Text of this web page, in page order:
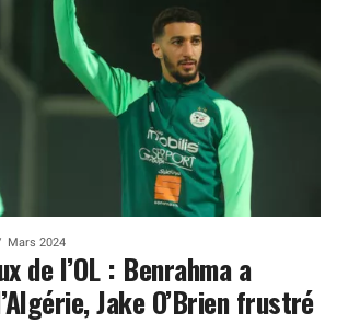
Mars 2024
de l’OL : Benrahma a
Jake O’Brien frustré